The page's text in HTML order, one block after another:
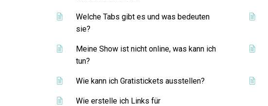
Welche Tabs gibt es und was bedeuten
sie?
Meine Show ist nicht online, was kann ich
tun?
Wie kann ich Gratistickets ausstellen?
Wie erstelle ich Links für